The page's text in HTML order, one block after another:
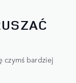
czymś bardziej